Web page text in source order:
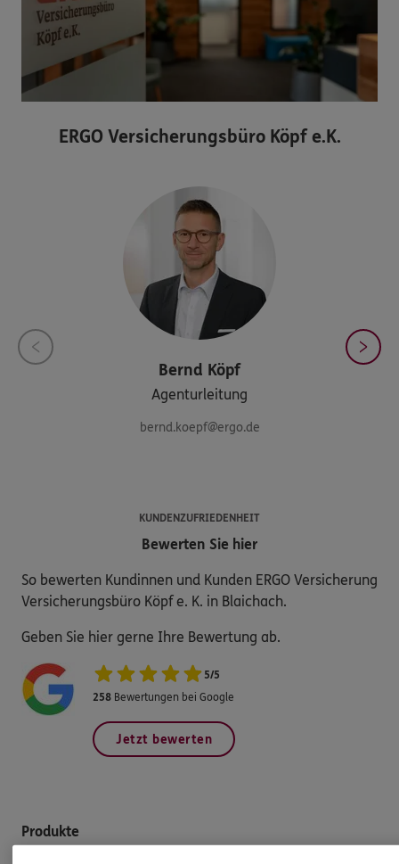
ERGO Versicherungsbüro Köpf e.K.
Bernd Köpf
Agenturleitung
bernd.koepf@ergo.de
KUNDENZUFRIEDENHEIT
Bewerten Sie hier
So bewerten Kundinnen und Kunden ERGO Versicherung
Versicherungsbüro Köpf e. K. in Blaichach.
Geben Sie hier gerne Ihre Bewertung ab.
5/5
258 Bewertungen bei Google
Jetzt bewerten
Produkte